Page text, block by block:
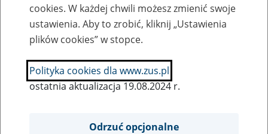
SZUKAJ
cookies. W każdej chwili możesz zmienić swoje
ustawienia. Aby to zrobić, kliknij „Ustawienia
plików cookies” w stopce.
Polityka cookies dla www.zus.pl
ostatnia aktualizacja 19.08.2024 r.
Odrzuć opcjonalne